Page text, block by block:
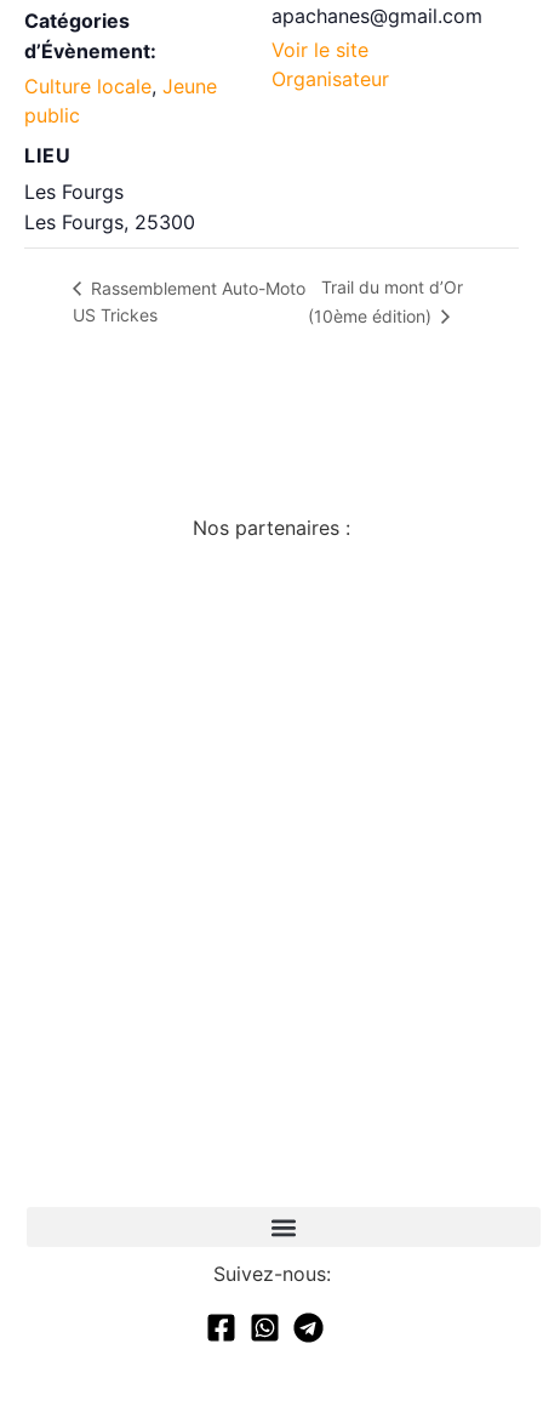
Catégories
d’Évènement:
Culture locale, Jeune
public
LIEU
Les Fourgs
Les Fourgs, 25300
apachanes@gmail.com
Voir le site
Organisateur
Rassemblement Auto-Moto
US Trickes
Trail du mont d’Or
(10ème édition)
Nos partenaires :
Suivez-nous: